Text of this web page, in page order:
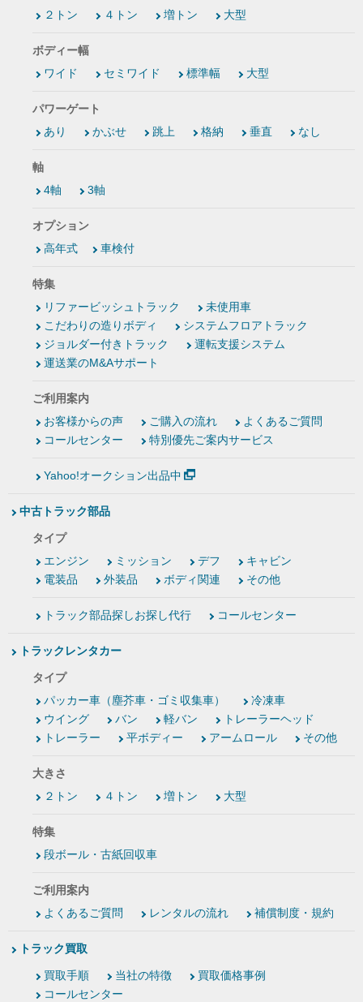
２トン
４トン 増トン 大型
ボディー幅
ワイド
セミワイド 標準幅 大型
パワーゲート
あり
かぶせ 跳上 格納 垂直 なし
軸
4軸
3軸
オプション
高年式
車検付
特集
リファービッシュトラック
未使用車
こだわりの造りボディ
システムフロアトラック
ジョルダー付きトラック
運転支援システム
運送業のM&Aサポート
ご利用案内
お客様からの声
ご購入の流れ
よくあるご質問
コールセンター
特別優先ご案内サービス
Yahoo!オークション出品中
中古トラック部品
タイプ
エンジン
ミッション デフ
キャビン
電装品
外装品 ボディ関連 その他
トラック部品探しお探し代行 コールセンター
トラックレンタカー
タイプ
パッカー車（塵芥車・ゴミ収集車）
冷凍車
ウイング
バン 軽バン
トレーラーヘッド
トレーラー
平ボディー アームロール その他
大きさ
２トン
４トン 増トン 大型
特集
段ボール・古紙回収車
ご利用案内
よくあるご質問
レンタルの流れ 補償制度・規約
トラック買取
買取手順 当社の特徴
買取価格事例
コールセンター